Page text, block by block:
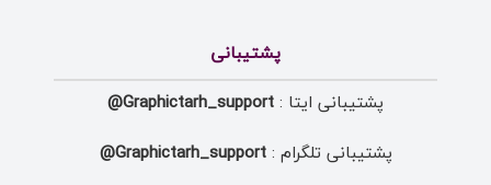
پشتیبانی
پشتیبانی ایتا : Graphictarh_support@
پشتیبانی تلگرام :Graphictarh_support@